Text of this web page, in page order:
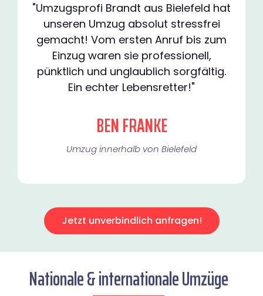
"Umzugsprofi Brandt aus Bielefeld hat
unseren Umzug absolut stressfrei
gemacht! Vom ersten Anruf bis zum
Einzug waren sie professionell,
pünktlich und unglaublich sorgfältig.
Ein echter Lebensretter!"
BEN FRANKE
Umzug innerhalb von Bielefeld​
Jetzt unverbindlich anfragen!
Nationale & internationale Umzüge